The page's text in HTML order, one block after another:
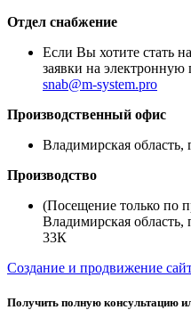
Отдел снабжение
Если Вы хотите стать
заявки на электронную
snab@m-system.pro
Производственный офис
Владимирская область,
Производство
(Посещение только по
Владимирская область,
33К
Создание и продвижение
Получить полную консультацию